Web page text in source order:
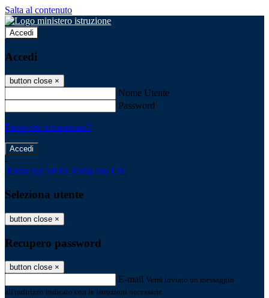
Salta al contenuto
Accedi
Accedi
button close ×
Nome Utente
Password
Password dimenticata?
-
Entra con SPID Entra con CIE
Seleziona utente
button close ×
Recupero password
button close ×
E-mail Verrà inviato un messaggio
all'indirizzo indicato con le istruzioni necessarie.